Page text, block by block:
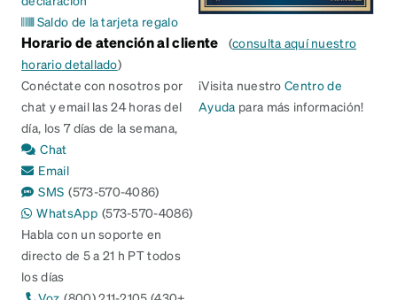
Saldo de la tarjeta regalo
Horario de atención al cliente (consulta aquí nuestro
horario detallado)
Conéctate con nosotros por
chat y email las 24 horas del
día, los 7 días de la semana,
Chat
Email
SMS (573-570-4086)
WhatsApp (573-570-4086)
Habla con un soporte en
directo de 5 a 21 h PT todos
los días
¡Visita nuestroCentro de
Ayuda para más información!